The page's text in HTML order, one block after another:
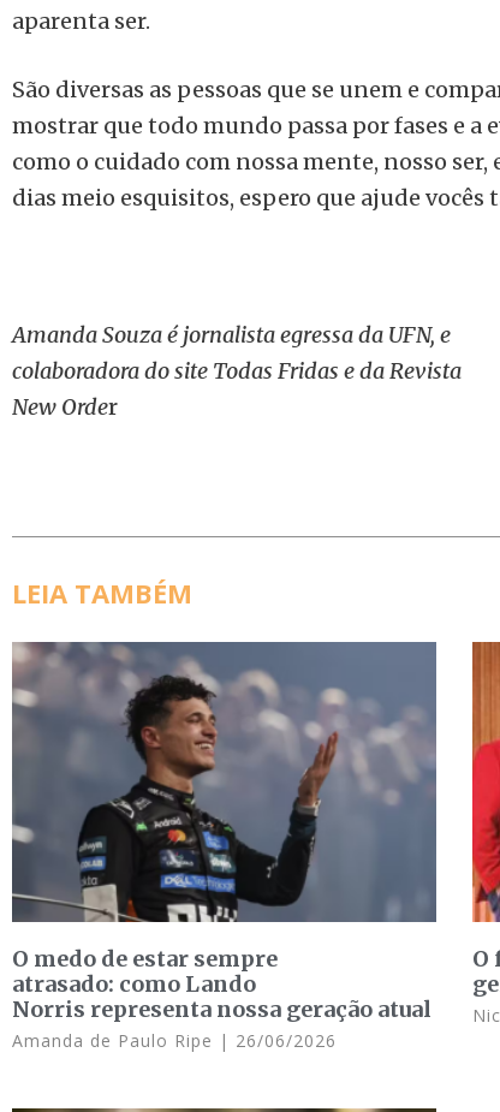
aparenta ser.
São diversas as pessoas que se unem e
mostrar que todo mundo passa por fases e a
como o cuidado com nossa mente, nosso ser,
dias meio esquisitos, espero que ajude vocês
Amanda Souza é jornalista egressa da UFN, e
colaboradora do site Todas Fridas e da Revista
New Order
LEIA TAMBÉM
O medo de estar sempre
atrasado: como Lando
Norris representa nossa geração atual
Amanda de Paulo Ripe 26/06/2026
O